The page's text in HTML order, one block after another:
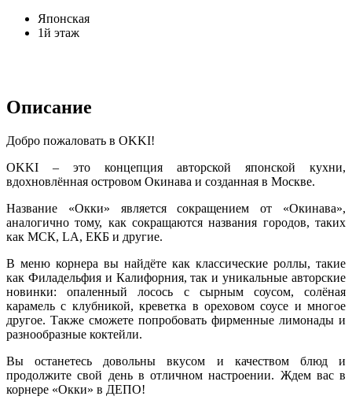
Японская
1й этаж
Описание
Добро пожаловать в OKKI!
OKKI – это концепция авторской японской кухни,
вдохновлённая островом Окинава и созданная в Москве.
Название «Окки» является сокращением от «Окинава»,
аналогично тому, как сокращаются названия городов, таких
как МСК, LA, ЕКБ и другие.
В меню корнера вы найдёте как классические роллы, такие
как Филадельфия и Калифорния, так и уникальные авторские
новинки: опаленный лосось с сырным соусом, солёная
карамель с клубникой, креветка в ореховом соусе и многое
другое. Также сможете попробовать фирменные лимонады и
разнообразные коктейли.
Вы останетесь довольны вкусом и качеством блюд и
продолжите свой день в отличном настроении. Ждем вас в
корнере «Окки» в ДЕПО!